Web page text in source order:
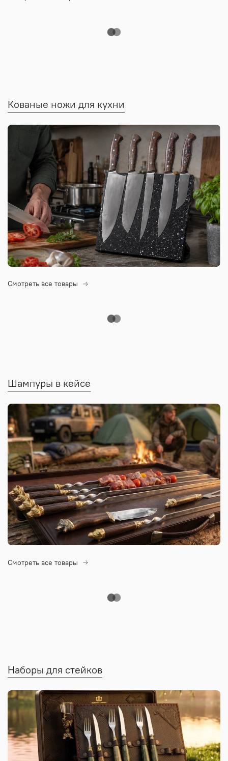
Кованые ножи для кухни
Смотреть все товары
Шампуры в кейсе
Смотреть все товары
Наборы для стейков